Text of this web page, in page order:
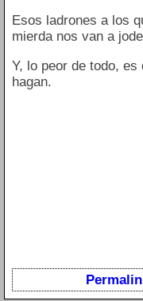
Esos ladrones a los
mierda nos van a
Y, lo peor de todo,
hagan.